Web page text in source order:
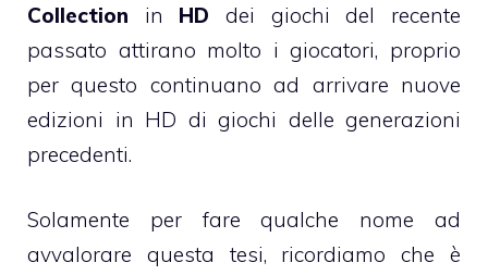
Collection in HD dei giochi del recente
passato attirano molto i giocatori, proprio
per questo continuano ad arrivare nuove
edizioni in HD di giochi delle generazioni
precedenti.
Solamente per fare qualche nome ad
avvalorare questa tesi, ricordiamo che è